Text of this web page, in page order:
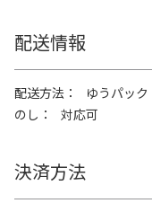
配送情報
配送方法
ゆうパック
のし
対応可
決済方法